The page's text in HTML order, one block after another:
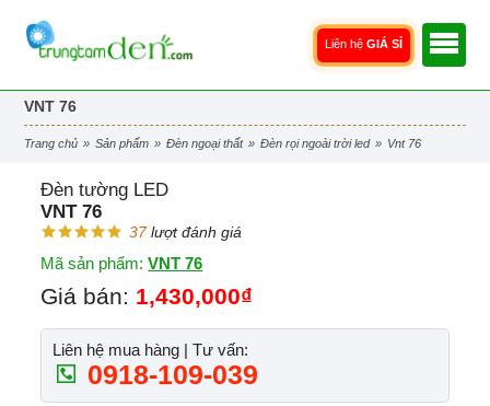
Liên hệ GIÁ SỈ
VNT 76
trang chủ » sản phẩm » đèn ngoại thất » đèn rọi ngoài trời led » vnt 76
Đèn tường LED
VNT 76
37lượt đánh giá
Mã sản phẩm:VNT 76
Giá bán: 1,430,000₫
Liên hệ mua hàng | Tư vấn:
0918-109-039